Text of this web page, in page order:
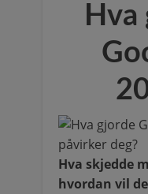
Hva
Hva skjedde
hvordan vil